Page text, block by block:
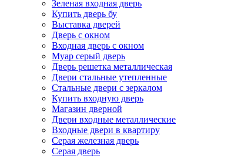
Зеленая входная дверь
Купить дверь бу
Выставка дверей
Дверь с окном
Входная дверь с окном
Муар серый дверь
Дверь решетка металлическая
Двери стальные утепленные
Стальные двери с зеркалом
Купить входную дверь
Магазин дверной
Двери входные металлические
Входные двери в квартиру
Серая железная дверь
Серая дверь